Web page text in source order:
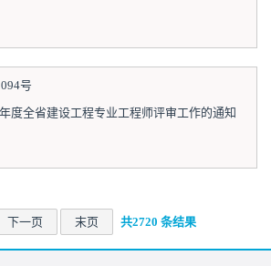
号
度全省建设工程专业工程师评审工作的通知
下一页 末页 共2720 条结果